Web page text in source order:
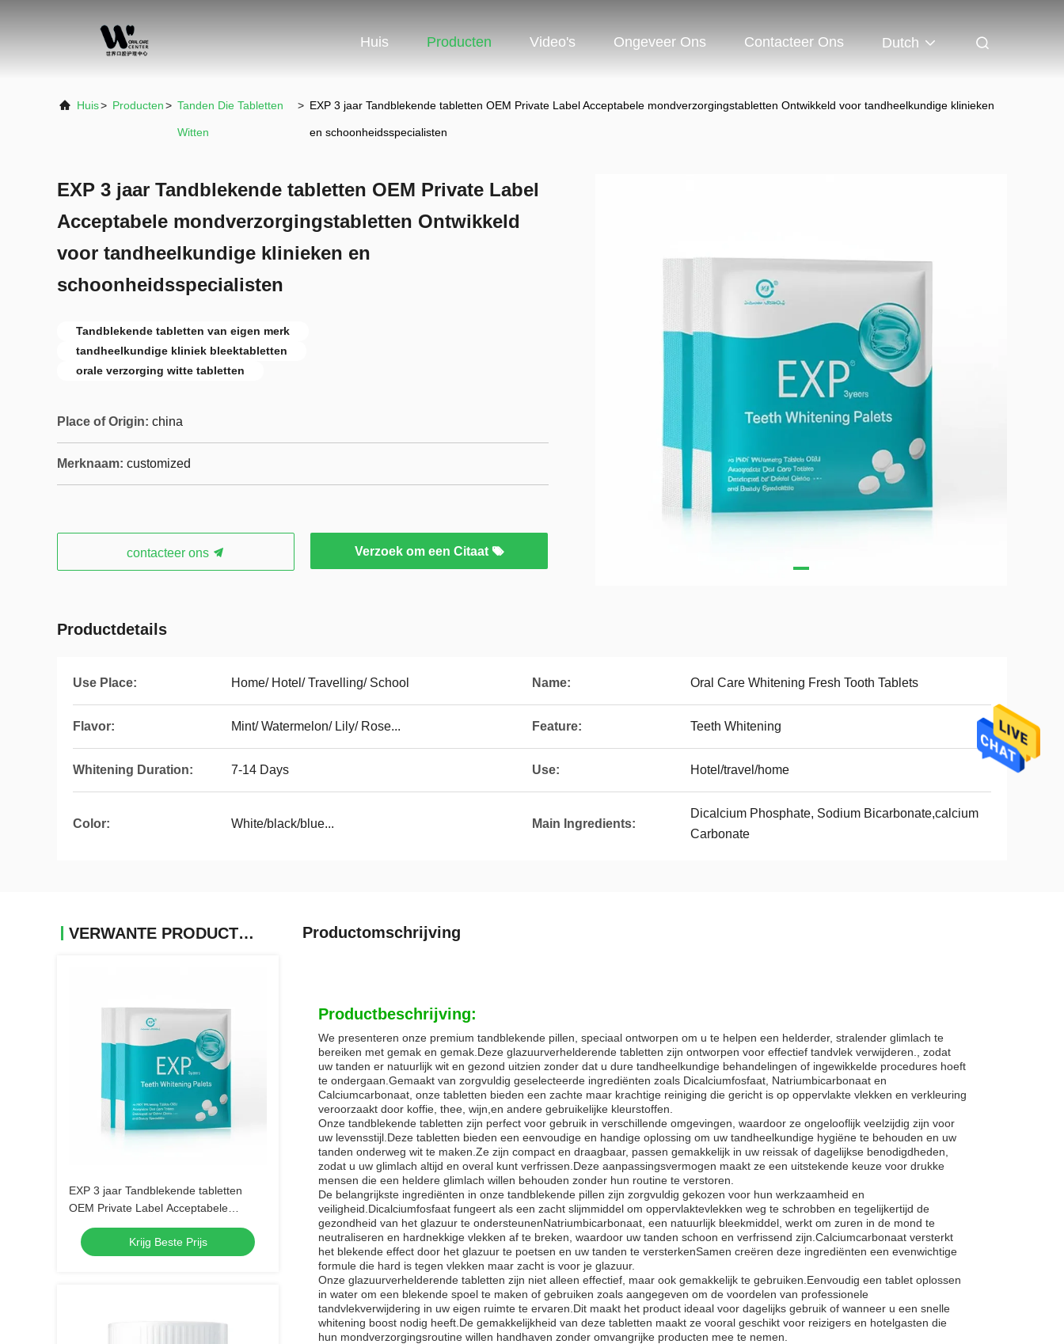
Huis Producten Video's Ongeveer Ons Contacteer Ons Dutch
Huis> Producten> Tanden Die Tabletten
Witten
> EXP 3 jaar Tandblekende tabletten OEM Private Label Acceptabele mondverzorgingstabletten Ontwikkeld voor tandheelkundige klinieken
en schoonheidsspecialisten
EXP 3 jaar Tandblekende tabletten OEM Private Label
Acceptabele mondverzorgingstabletten Ontwikkeld
voor tandheelkundige klinieken en
schoonheidsspecialisten
Tandblekende tabletten van eigen merk
tandheelkundige kliniek bleektabletten
orale verzorging witte tabletten
Place of Origin: china
Merknaam: customized
contacteer ons Verzoek om een Citaat
Productdetails
Use Place: Home/ Hotel/ Travelling/ School Name: Oral Care Whitening Fresh Tooth Tablets
Flavor: Mint/ Watermelon/ Lily/ Rose... Feature: Teeth Whitening
Whitening Duration: 7-14 Days Use: Hotel/travel/home
Color: White/black/blue... Main Ingredients:
Dicalcium Phosphate, Sodium Bicarbonate,calcium
Carbonate
VERWANTE PRODUCTEN
EXP 3 jaar Tandblekende tabletten
OEM Private Label Acceptabele
mondverzorgingstabletten Ontwikkeld
voor tandheelkundige klinieken en
schoonheidsspecialisten
Krijg Beste Prijs
Productomschrijving
Productbeschrijving:
We presenteren onze premium tandblekende pillen, speciaal ontworpen om u te helpen een helderder, stralender glimlach te
bereiken met gemak en gemak.Deze glazuurverhelderende tabletten zijn ontworpen voor effectief tandvlek verwijderen., zodat
uw tanden er natuurlijk wit en gezond uitzien zonder dat u dure tandheelkundige behandelingen of ingewikkelde procedures hoeft
te ondergaan.Gemaakt van zorgvuldig geselecteerde ingrediënten zoals Dicalciumfosfaat, Natriumbicarbonaat en
Calciumcarbonaat, onze tabletten bieden een zachte maar krachtige reiniging die gericht is op oppervlakte vlekken en verkleuring
veroorzaakt door koffie, thee, wijn,en andere gebruikelijke kleurstoffen.
Onze tandblekende tabletten zijn perfect voor gebruik in verschillende omgevingen, waardoor ze ongelooflijk veelzijdig zijn voor
uw levensstijl.Deze tabletten bieden een eenvoudige en handige oplossing om uw tandheelkundige hygiëne te behouden en uw
tanden onderweg wit te maken.Ze zijn compact en draagbaar, passen gemakkelijk in uw reissak of dagelijkse benodigdheden,
zodat u uw glimlach altijd en overal kunt verfrissen.Deze aanpassingsvermogen maakt ze een uitstekende keuze voor drukke
mensen die een heldere glimlach willen behouden zonder hun routine te verstoren.
De belangrijkste ingrediënten in onze tandblekende pillen zijn zorgvuldig gekozen voor hun werkzaamheid en
veiligheid.Dicalciumfosfaat fungeert als een zacht slijmmiddel om oppervlaktevlekken weg te schrobben en tegelijkertijd de
gezondheid van het glazuur te ondersteunenNatriumbicarbonaat, een natuurlijk bleekmiddel, werkt om zuren in de mond te
neutraliseren en hardnekkige vlekken af te breken, waardoor uw tanden schoon en verfrissend zijn.Calciumcarbonaat versterkt
het blekende effect door het glazuur te poetsen en uw tanden te versterkenSamen creëren deze ingrediënten een evenwichtige
formule die hard is tegen vlekken maar zacht is voor je glazuur.
Onze glazuurverhelderende tabletten zijn niet alleen effectief, maar ook gemakkelijk te gebruiken.Eenvoudig een tablet oplossen
in water om een blekende spoel te maken of gebruiken zoals aangegeven om de voordelen van professionele
tandvlekverwijdering in uw eigen ruimte te ervaren.Dit maakt het product ideaal voor dagelijks gebruik of wanneer u een snelle
whitening boost nodig heeft.De gemakkelijkheid van deze tabletten maakt ze vooral geschikt voor reizigers en hotelgasten die
hun mondverzorgingsroutine willen handhaven zonder omvangrijke producten mee te nemen.